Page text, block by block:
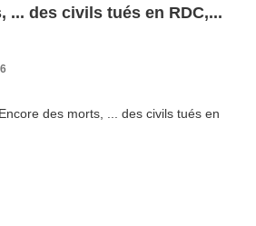
... des civils tués en RDC,...